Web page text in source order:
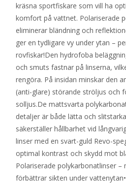
kräsna sportfiskare som vill ha
komfort på vattnet. Polariserade
eliminerar bländning och
ger en tydligare vy under ytan –
rovfiskar!Den hydrofoba
och smuts fastnar på linserna,
rengöra. På insidan minskar den
(anti-glare) störande ströljus och
solljus.De mattsvarta
detaljer är både lätta och
säkerställer hållbarhet vid
linser med en svart-guld Revo-
optimal kontrast och skydd mot
Polariserade polykarbonatlinser –
förbättrar sikten under